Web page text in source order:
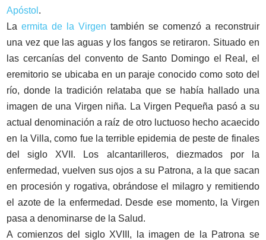
Apóstol .
Laermita de la Virgen también se comenzó a reconstruir
una vez que las aguas y los fangos se retiraron. Situado en
las cercanías del convento de Santo Domingo el Real, el
eremitorio se ubicaba en un paraje conocido como soto del
río, donde la tradición relataba que se había hallado una
imagen de una Virgen niña. La Virgen Pequeña pasó a su
actual denominación a raíz de otro luctuoso hecho acaecido
en la Villa, como fue la terrible epidemia de peste de finales
del siglo XVII. Los alcantarilleros, diezmados por la
enfermedad, vuelven sus ojos a su Patrona, a la que sacan
en procesión y rogativa, obrándose el milagro y remitiendo
el azote de la enfermedad. Desde ese momento, la Virgen
pasa a denominarse de la Salud.
A comienzos del siglo XVIII, la imagen de la Patrona se